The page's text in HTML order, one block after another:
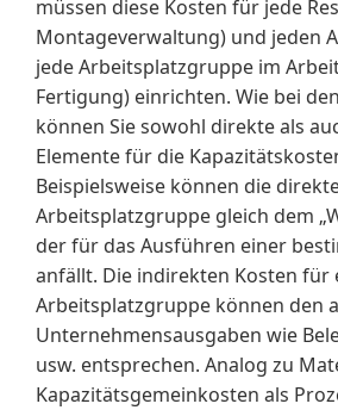
müssen diese Kosten für jede
Montageverwaltung) und jeden
jede Arbeitsplatzgruppe im
Fertigung) einrichten. Wie bei
können Sie sowohl direkte als
Elemente für die
Beispielsweise können die
Arbeitsplatzgruppe gleich dem
der für das Ausführen einer
anfällt. Die indirekten Kosten für
Arbeitsplatzgruppe können den
Unternehmensausgaben wie
usw. entsprechen. Analog zu
Kapazitätsgemeinkosten als